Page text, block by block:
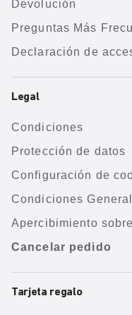
Devolución
Preguntas Más
Declaración de
Legal
Condiciones
Protección de datos
Configuración de
Condiciones
Apercibimiento
Cancelar pedido
Tarjeta regalo